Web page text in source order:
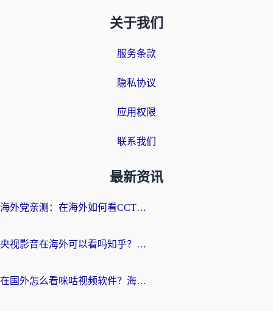
关于我们
服务条款
隐私协议
应用权限
联系我们
最新资讯
海外党亲测：在海外如何看CCTV？告别“仅限大陆播放”的实用指南
央视影音在海外可以看吗知乎？留学生亲测：3步解决地域限制+追剧自由
在国外怎么看咪咕视频软件？海外党亲测有效的回国加速方案